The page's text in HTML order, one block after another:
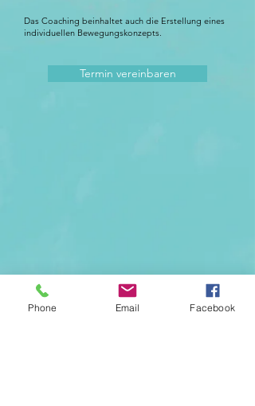
Das Coaching beinhaltet auch die Erstellung eines
individuellen Bewegungskonzepts.
Termin vereinbaren
Phone Email Facebook